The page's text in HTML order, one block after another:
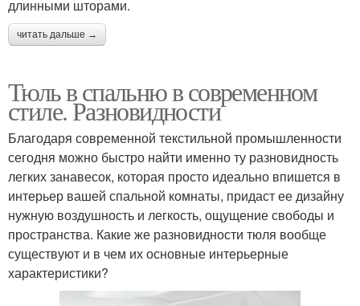
длинными шторами.
читать дальше →
Тюль в спальню в современном
стиле. Разновидности
Благодаря современной текстильной промышленности
сегодня можно быстро найти именно ту разновидность
легких занавесок, которая просто идеально впишется в
интерьер вашей спальной комнаты, придаст ее дизайну
нужную воздушность и легкость, ощущение свободы и
пространства. Какие же разновидности тюля вообще
существуют и в чем их основные интерьерные
характеристики?